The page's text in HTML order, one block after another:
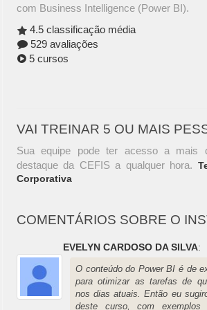
com Business Intelligence (Power BI).
4.5 classificação média
529 avaliações
5 cursos
VAI TREINAR 5 OU MAIS
Sua equipe pode ter acesso a mais
destaque da CEFIS a qualquer hora.
Corporativa
COMENTÁRIOS SOBRE O
EVELYN CARDOSO DA SILVA:
O conteúdo do Power BI é de
para otimizar as tarefas de
nos dias atuais. Então eu
deste curso, com